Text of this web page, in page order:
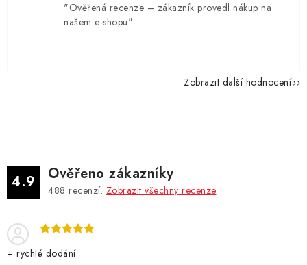
"Ověřená recenze – zákazník provedl nákup na
našem e-shopu"
Zobrazit další hodnocení
4.9 Ověřeno zákazníky
488 recenzí. Zobrazit všechny recenze
+ rychlé dodání